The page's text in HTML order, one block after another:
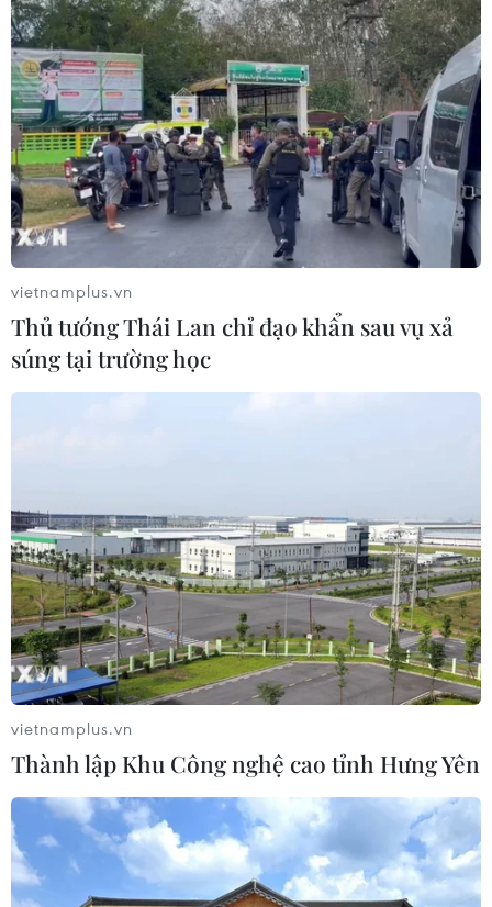
TIN CÙNG CHUYÊN MỤC
Tây Ninh cảnh báo giả mạo cơ quan
đăng ký kinh doanh để lừa đảo
Tiến "Bịp" hầu tòa trong vụ
án tổ chức sử dụng trái phép chất ma
túy
07/08/2026 04:40
Khởi tố đối tượng giả danh Công an,
lừa đảo "chạy án" tại Đắk Lắk
06/08/2026 15:07
Cảnh sát khám xét nơi ở của Huấn
"Hoa Hồng"
06/08/2026 15:04
vietnamplus.vn
Thủ tướng Thái Lan chỉ đạo khẩn sau vụ xả
súng tại trường học
vietnamplus.vn
Thành lập Khu Công nghệ cao tỉnh Hưng Yên